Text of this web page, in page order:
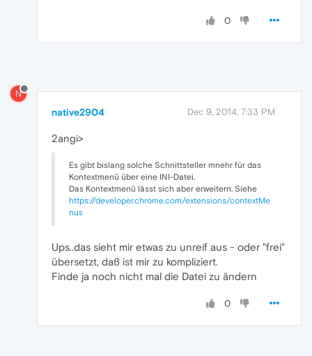
0
N
native2904 Dec 9, 2014, 7:33 PM
2angi>
Es gibt bislang solche Schnittsteller mnehr für das
Kontextmenü über eine INI-Datei.
Das Kontextmenü lässt sich aber erweitern. Siehe
https://developer.chrome.com/extensions/contextMe
nus
Ups..das sieht mir etwas zu unreif aus - oder "frei"
übersetzt, daß ist mir zu kompliziert.
Finde ja noch nicht mal die Datei zu ändern
0